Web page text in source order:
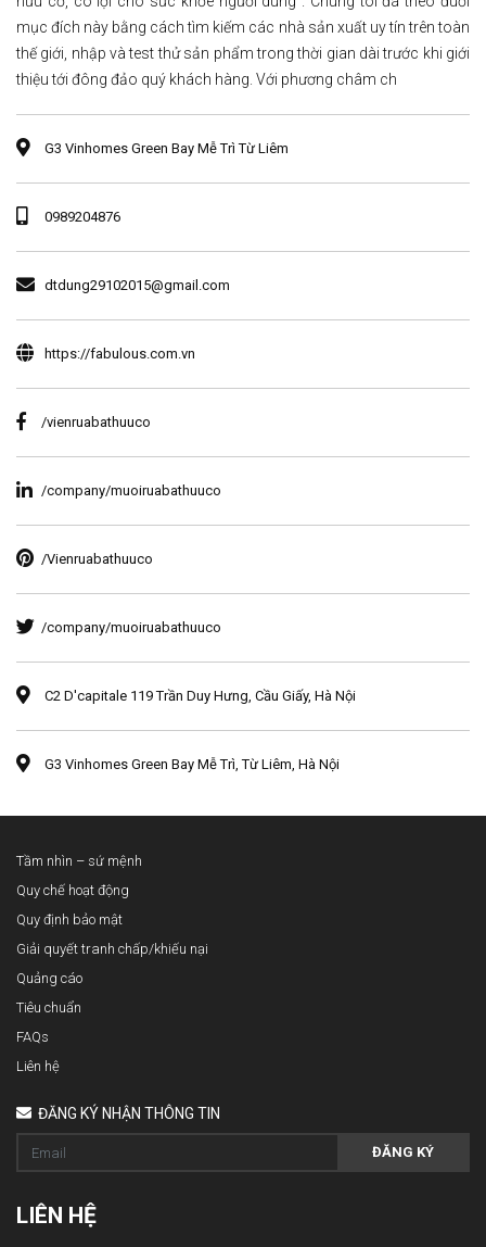
mục đích này bằng cách tìm kiếm các nhà sản xuất uy tín trên toàn
thế giới, nhập và test thử sản phẩm trong thời gian dài trước khi giới
thiệu tới đông đảo quý khách hàng. Với phương châm ch
G3 Vinhomes Green Bay Mễ Trì Từ Liêm
0989204876
dtdung29102015@gmail.com
https://fabulous.com.vn
/vienruabathuuco
/company/muoiruabathuuco
/Vienruabathuuco
/company/muoiruabathuuco
C2 D'capitale 119 Trần Duy Hưng, Cầu Giấy, Hà Nội
G3 Vinhomes Green Bay Mễ Trì, Từ Liêm, Hà Nội
Tầm nhìn – sứ mệnh
Quy chế hoạt động
Quy định bảo mật
Giải quyết tranh chấp/khiếu nại
Quảng cáo
Tiêu chuẩn
FAQs
Liên hệ
ĐĂNG KÝ NHẬN THÔNG TIN
ĐĂNG KÝ
LIÊN HỆ